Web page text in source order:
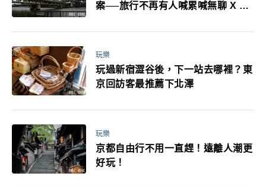
案──旅行不再有人喊累喊無聊 X 爸
玩樂
玩過新宿澀谷後，下一站去哪裡？東
京回訪客最推薦下北澤
玩樂
京都自由行不用一直趕！遠離人潮更
好玩！